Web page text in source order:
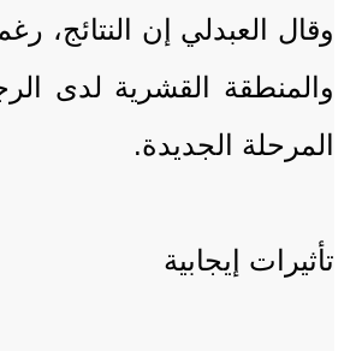
وقال العبدلي إن النتائج،
والمنطقة القشرية لدى
المرحلة الجديدة.
تأثيرات إيجابية